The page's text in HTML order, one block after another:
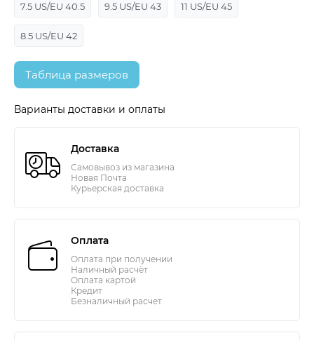
7.5 US/EU 40.5 9.5 US/EU 43 11 US/EU 45
8.5 US/EU 42
Таблица размеров
Варианты доставки и оплаты
Доставка
Самовывоз из магазина
Новая Почта
Курьерская доставка
Оплата
Оплата при получении
Наличный расчёт
Оплата картой
Кредит
Безналичный расчет